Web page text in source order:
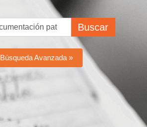
Buscar
Búsqueda Avanzada »